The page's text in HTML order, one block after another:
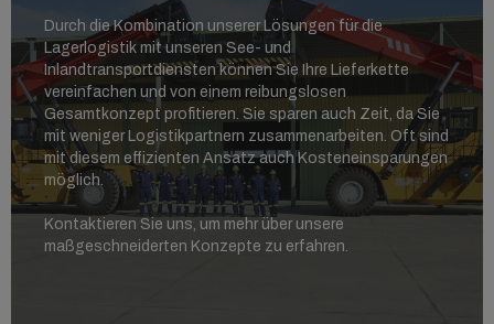
Durch die Kombination unserer Lösungen für die
Lagerlogistik mit unseren See- und
Inlandtransportdiensten können Sie Ihre Lieferkette
vereinfachen und von einem reibungslosen
Gesamtkonzept profitieren. Sie sparen auch Zeit, da Sie
mit weniger Logistikpartnern zusammenarbeiten. Oft sind
mit diesem effizienten Ansatz auch Kosteneinsparungen
möglich.
Kontaktieren Sie uns, um mehr über unsere
maßgeschneiderten Konzepte zu erfahren.